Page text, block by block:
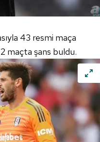
43 resmi maça
maçta şans buldu.